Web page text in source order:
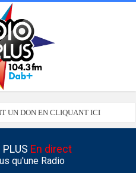
UN DON EN CLIQUANT ICI
PLUS En direct
qu'une Radio